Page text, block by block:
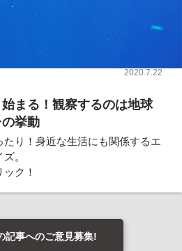
2020.7.22
まる！観察するのは地球
挙動
り！身近な生活にも関係するエ
。
ク！
記事へのご意見募集!